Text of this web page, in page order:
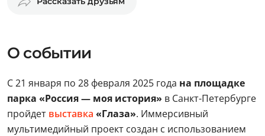
О событии
С 21 января по 28 февраля 2025 года на площадке
парка «Россия — моя история» в Санкт-Петербурге
пройдет выставка «Глаза». Иммерсивный
мультимедийный проект создан с использованием